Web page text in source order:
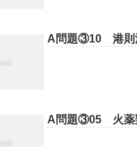
A問題③10 港則
A問題③05 火薬